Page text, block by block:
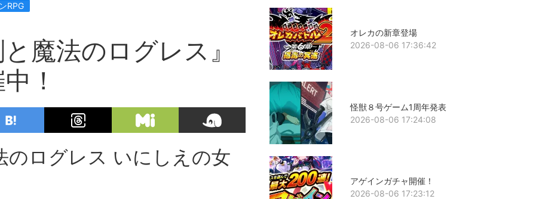
RPG
魔法のログレス』
！
のログレス いにしえの女
オレカの新章登場
2026-08-06 17:36:42
怪獣８号ゲーム1周年発表
2026-08-06 17:24:08
アゲインガチャ開催！
2026-08-06 17:23:12